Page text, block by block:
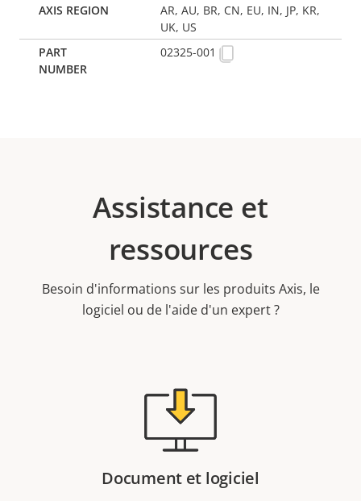
AR, AU, BR, CN, EU, IN, JP, KR,
UK, US
02325-001
Assistance et
ressources
Besoin d'informations sur les produits Axis, le
logiciel ou de l'aide d'un expert ?
Document et logiciel